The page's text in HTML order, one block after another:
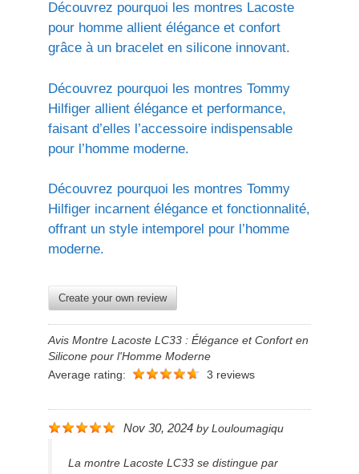
Découvrez pourquoi les montres Lacoste
pour homme allient élégance et confort
grâce à un bracelet en silicone innovant.
Découvrez pourquoi les montres Tommy
Hilfiger allient élégance et performance,
faisant d’elles l’accessoire indispensable
pour l’homme moderne.
Découvrez pourquoi les montres Tommy
Hilfiger incarnent élégance et fonctionnalité,
offrant un style intemporel pour l’homme
moderne.
Create your own review
Avis Montre Lacoste LC33 : Élégance et Confort en
Silicone pour l'Homme Moderne
Average rating:
3 reviews
Nov 30, 2024 by Louloumagiqu
La montre Lacoste LC33 se distingue par